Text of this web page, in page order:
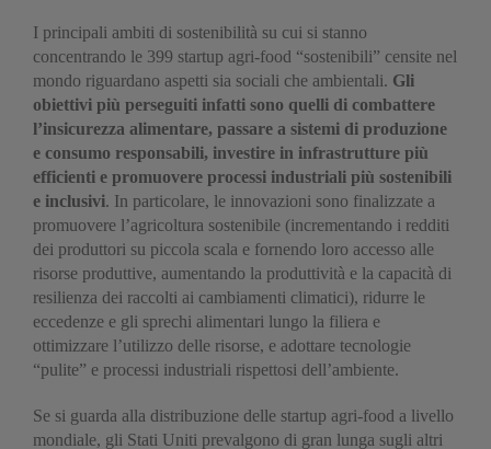
I principali ambiti di sostenibilità su cui si stanno
concentrando le 399 startup agri-food “sostenibili” censite nel
mondo riguardano aspetti sia sociali che ambientali. Gli
obiettivi più perseguiti infatti sono quelli di combattere
l’insicurezza alimentare, passare a sistemi di produzione
e consumo responsabili, investire in infrastrutture più
efficienti e promuovere processi industriali più sostenibili
e inclusivi. In particolare, le innovazioni sono finalizzate a
promuovere l’agricoltura sostenibile (incrementando i redditi
dei produttori su piccola scala e fornendo loro accesso alle
risorse produttive, aumentando la produttività e la capacità di
resilienza dei raccolti ai cambiamenti climatici), ridurre le
eccedenze e gli sprechi alimentari lungo la filiera e
ottimizzare l’utilizzo delle risorse, e adottare tecnologie
“pulite” e processi industriali rispettosi dell’ambiente.
Se si guarda alla distribuzione delle startup agri-food a livello
mondiale, gli Stati Uniti prevalgono di gran lunga sugli altri